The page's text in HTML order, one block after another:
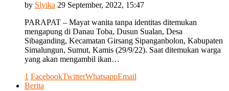
by Slyika 29 September, 2022, 15:47
PARAPAT – Mayat wanita tanpa identitas ditemukan
mengapung di Danau Toba, Dusun Sualan, Desa
Sibaganding, Kecamatan Girsang Sipanganbolon, Kabupaten
Simalungun, Sumut, Kamis (29/9/22). Saat ditemukan warga
yang akan mengambil ikan…
1 FacebookTwitterWhatsappEmail
Berita